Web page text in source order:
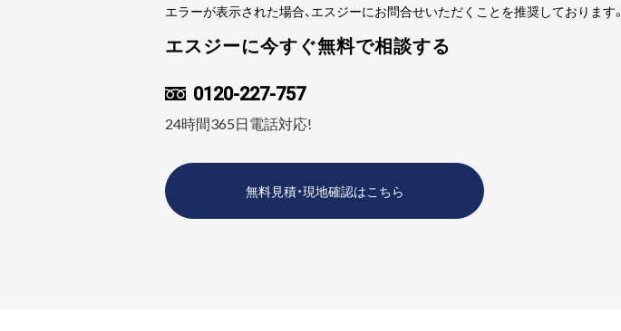
エラーが表示された場合、エスジーにお問合せいただくことを推奨しております。
エスジーに今すぐ無料で相談する
0120-227-757
24時間365日電話対応!
無料見積・現地確認はこちら